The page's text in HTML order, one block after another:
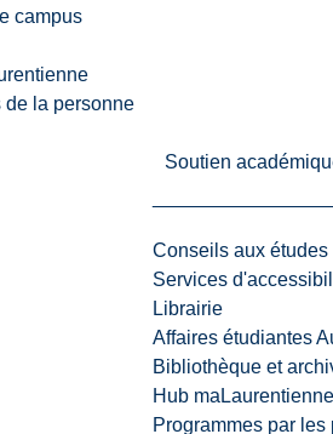
campus
de la personne
Soutien
Conseils aux études
Services
Librairie
Affaires étudiantes
Bibliothèque et
Hub maLaurentienne
Programmes par les